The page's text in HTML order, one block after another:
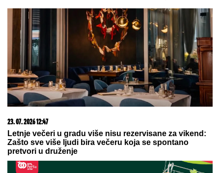
JOŠ JEDNA DETONACIJA U BEOGRADU!Rakovica
se zatresla usred noći: Na licu mesta krater, policija
traga za počiniocem